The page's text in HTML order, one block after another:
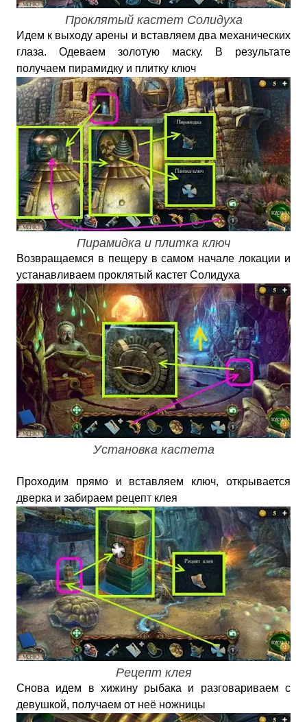
Проклятый кастет Солидуха
Идем к выходу арены и вставляем два механических
глаза. Одеваем золотую маску. В результате
получаем пирамидку и плитку ключ
Пирамидка и плитка ключ
Возвращаемся в пещеру в самом начале локации и
устанавливаем проклятый кастет Солидуха
Установка кастета
Проходим прямо и вставляем ключ, открывается
дверка и забираем рецепт клея
Рецепт клея
Снова идем в хижину рыбака и разговариваем с
девушкой, получаем от неё ножницы